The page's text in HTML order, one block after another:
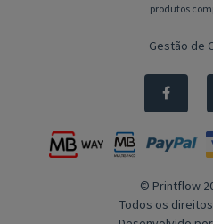
produtos
Gestão de
© Printflow
Todos os